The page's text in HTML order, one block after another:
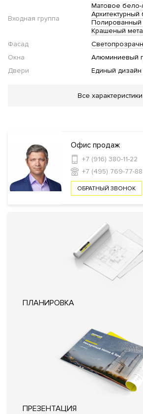
Входная группа
Матовое бело-
Архитектурный
Полированный
Крашеный
Фасад
Окна
Алюминиевый
Двери
Единый дизайн
Консьерж сервис
жильцов
Безопасность
Закрытый
Технические параметры
сигнализации
Системы
воздуха типа
Refrigerant
Кондиционирование
Центральное
Приточно-
Лифты
Все характеристики
Офис продаж
+7 (916) 380-11-22
+7 (495) 769-77-88
ОБРАТНЫЙ ЗВОНОК
ПЛАНИРОВКА
ПРЕЗЕНТАЦИЯ